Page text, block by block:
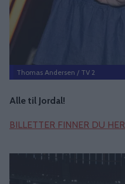
Thomas Andersen / TV 2
Alle til Jordal!
BILLETTER FINNER DU HER